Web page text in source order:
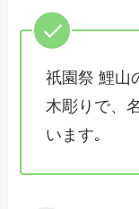
祇園祭 鯉山
木彫りで、
います｡